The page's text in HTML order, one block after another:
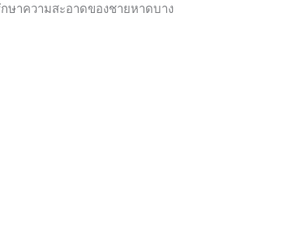
ษาความสะอาดของชายหาดบาง